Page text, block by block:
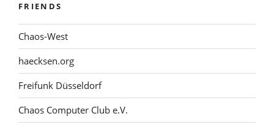
FRIENDS
Chaos-West
haecksen.org
Freifunk Düsseldorf
Chaos Computer Club e.V.